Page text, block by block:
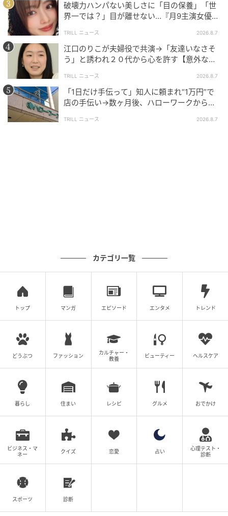
の記事をもっとみる
破壊力ハンパない美しさに「目の保養」「世
界一では？」目が離せない…『月9主演女優
TRILL ニュース 2026.8.7
江口のりこが夫婦役で共演→「友達いなさそ
う」と誘われ２０代から心を許す【意外な親
TRILL ニュース 2026.8.7
「1日だけ手伝って」知人に頼まれ“1万円”で
店の手伝い→数ヶ月後、ハローワークから届
TRILL ニュース 2026.8.7
カテゴリ一覧
トップ マンガ エピソード エンタメ トレンド
どうぶつ ファッション
カルチャー・
教養
ビューティー ヘルスケア
暮らし 住まい レシピ グルメ おでかけ
ビジネス・マ
ネー
クイズ 恋愛 占い
心理テスト・
診断
スポーツ 診断